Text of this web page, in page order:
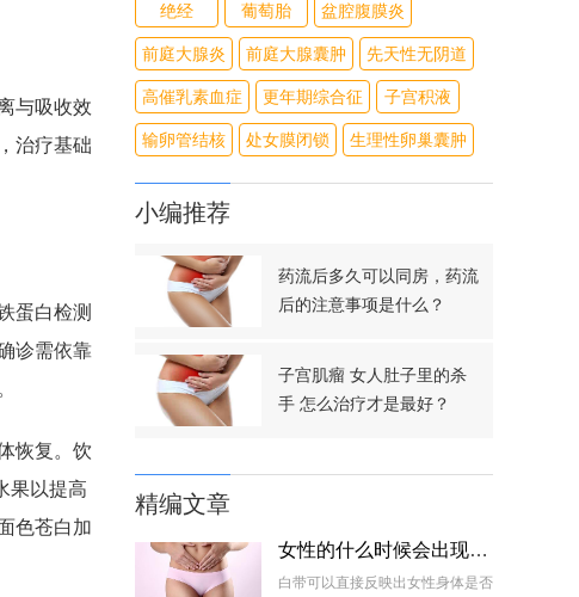
与吸收效
治疗基础
蛋白检测
诊需依靠
恢复。饮
果以提高
色苍白加
绝经 葡萄胎 盆腔腹膜炎
前庭大腺炎 前庭大腺囊肿 先天性无阴道
高催乳素血症 更年期综合征 子宫积液
输卵管结核 处女膜闭锁 生理性卵巢囊肿
小编推荐
药流后多久可以同房，药流
后的注意事项是什么？
子宫肌瘤 女人肚子里的杀
手 怎么治疗才是最好？
精编文章
女性的什么时候会出现白带？怎样预防白带异常？
白带可以直接反映出女性身体是否